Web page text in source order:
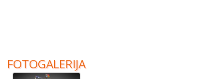
FOTOGALERIJA